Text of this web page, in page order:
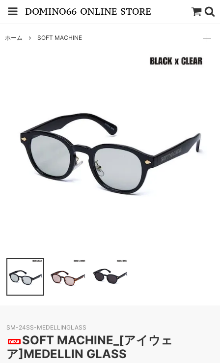
ホーム SOFT MACHINE
SM-24SS-MEDELLINGLASS
SOFT MACHINE_[アイウェ
ア]MEDELLIN GLASS